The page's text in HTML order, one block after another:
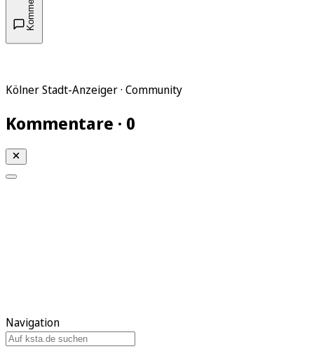
Kölner Stadt-Anzeiger · Community
Kommentare · 0
Navigation